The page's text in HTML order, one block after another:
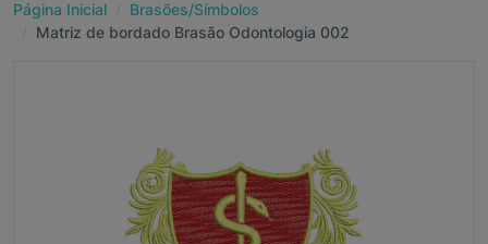
Página Inicial
Brasões/Símbolos
Matriz de bordado Brasão Odontologia 002